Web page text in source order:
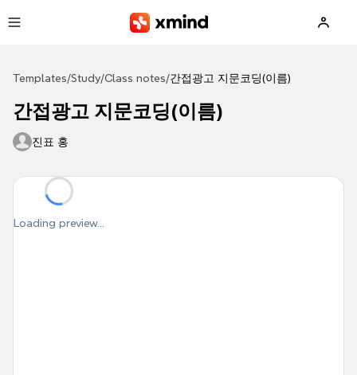
Templates/Study/Class notes/간접광고 지문코딩(이름)
간접광고 지문코딩(이름)
진표 홍
Loading preview...